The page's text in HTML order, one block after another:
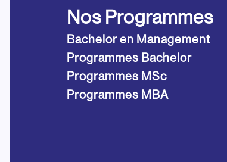
Nos Programmes
Bachelor en Management
Programmes Bachelor
Programmes MSc
Programmes MBA